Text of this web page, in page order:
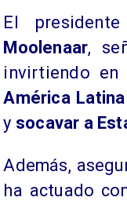
El
Moolenaar,
invirtiendo en
América Latina
y socavar a
Además,
ha actuado